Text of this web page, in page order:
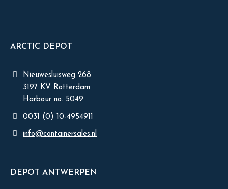
ARCTIC DEPOT
Nieuwesluisweg 268
3197 KV Rotterdam
Harbour no. 5049
0031 (0) 10-4954911
info@containersales.nl
DEPOT ANTWERPEN